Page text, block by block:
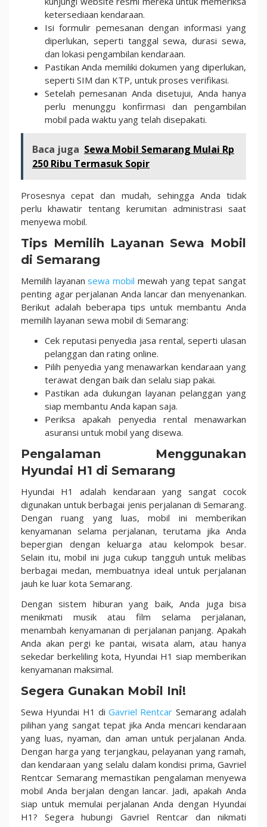
ketersediaan kendaraan.
Isi formulir pemesanan dengan informasi yang
diperlukan, seperti tanggal sewa, durasi sewa,
dan lokasi pengambilan kendaraan.
Pastikan Anda memiliki dokumen yang diperlukan,
seperti SIM dan KTP, untuk proses verifikasi.
Setelah pemesanan Anda disetujui, Anda hanya
perlu menunggu konfirmasi dan pengambilan
mobil pada waktu yang telah disepakati.
Baca juga Sewa Mobil Semarang Mulai Rp
250 Ribu Termasuk Sopir
Prosesnya cepat dan mudah, sehingga Anda tidak
perlu khawatir tentang kerumitan administrasi saat
menyewa mobil.
Tips Memilih Layanan Sewa Mobil
di Semarang
Memilih layanansewa mobil mewah yang tepat sangat
penting agar perjalanan Anda lancar dan menyenankan.
Berikut adalah beberapa tips untuk membantu Anda
memilih layanan sewa mobil di Semarang:
Cek reputasi penyedia jasa rental, seperti ulasan
pelanggan dan rating online.
Pilih penyedia yang menawarkan kendaraan yang
terawat dengan baik dan selalu siap pakai.
Pastikan ada dukungan layanan pelanggan yang
siap membantu Anda kapan saja.
Periksa apakah penyedia rental menawarkan
asuransi untuk mobil yang disewa.
Pengalaman Menggunakan
Hyundai H1 di Semarang
Hyundai H1 adalah kendaraan yang sangat cocok
digunakan untuk berbagai jenis perjalanan di Semarang.
Dengan ruang yang luas, mobil ini memberikan
kenyamanan selama perjalanan, terutama jika Anda
bepergian dengan keluarga atau kelompok besar.
Selain itu, mobil ini juga cukup tangguh untuk melibas
berbagai medan, membuatnya ideal untuk perjalanan
jauh ke luar kota Semarang.
Dengan sistem hiburan yang baik, Anda juga bisa
menikmati musik atau film selama perjalanan,
menambah kenyamanan di perjalanan panjang. Apakah
Anda akan pergi ke pantai, wisata alam, atau hanya
sekedar berkeliling kota, Hyundai H1 siap memberikan
kenyamanan maksimal.
Segera Gunakan Mobil Ini!
Sewa Hyundai H1 diGavriel Rentcar Semarang adalah
pilihan yang sangat tepat jika Anda mencari kendaraan
yang luas, nyaman, dan aman untuk perjalanan Anda.
Dengan harga yang terjangkau, pelayanan yang ramah,
dan kendaraan yang selalu dalam kondisi prima, Gavriel
Rentcar Semarang memastikan pengalaman menyewa
mobil Anda berjalan dengan lancar. Jadi, apakah Anda
siap untuk memulai perjalanan Anda dengan Hyundai
H1? Segera hubungi Gavriel Rentcar dan nikmati